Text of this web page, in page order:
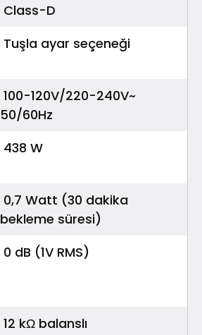
Class-D
Tuşla ayar seçeneği
100-120V/220-240V~
50/60Hz
438 W
0,7 Watt (30 dakika
bekleme süresi)
0 dB (1V RMS)
12 kΩ balanslı